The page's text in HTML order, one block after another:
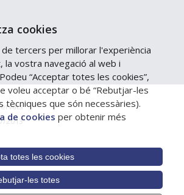
2013
cookies
tercers per millorar l'experiència
la vostra navegació al web i
“Acceptar totes les cookies”,
voleu acceptar o bé “Rebutjar-les
tècniques que són necessàries).
de cookies per obtenir més
totes les cookies
les totes